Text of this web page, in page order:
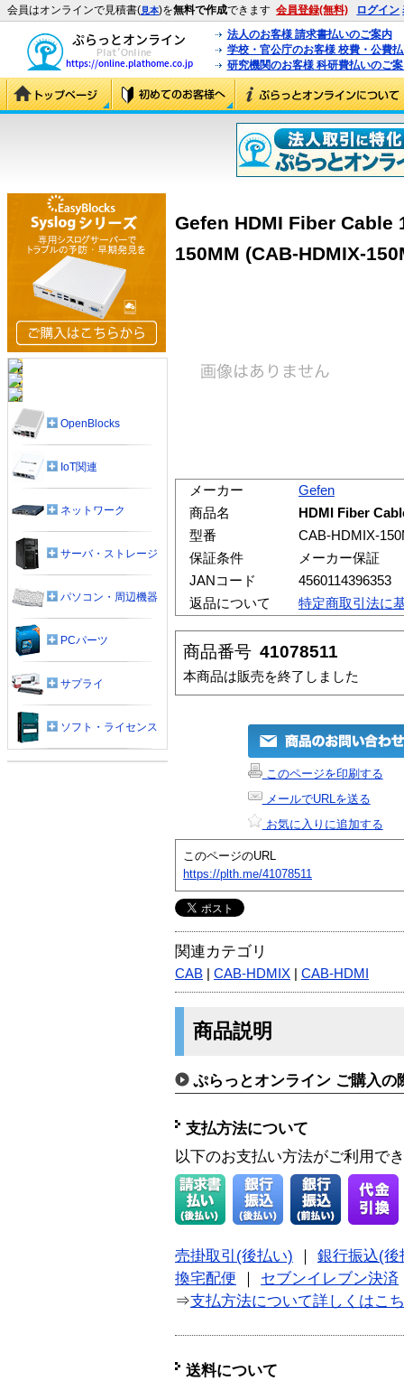
会員はオンラインで見積書(見本)を無料で作成できます 会員登録(無料) ログイン
法人のお客様 請求書払いのご案内
学校・官公庁のお客様 校費・公費
研究機関のお客様 科研費払いのご
Gefen HDMI Fiber Cable
150MM (CAB-HDMIX-
メーカー
Gefen
商品名
HDMI Fiber
型番
CAB-HDMIX-
保証条件
メーカー保証
JANコード
4560114396353
返品について
特定商取引法に
商品番号 41078511
本商品は販売を終了しました
このページを印刷する
メールでURLを送る
お気に入りに追加する
このページのURL
https://plth.me/41078511
関連カテゴリ
CAB CAB-HDMIX CAB-HDMI
商品説明
ぷらっとオンライン ご購入の
支払方法について
以下のお支払い方法がご利用で
売掛取引(後払い)
銀行振込(後
換宅配便
セブンイレブン決済
⇒支払方法について詳しくはこ
送料について
OpenBlocks
IoT関連
ネットワーク
サーバ・ストレージ
パソコン・周辺機器
PCパーツ
サプライ
ソフト・ライセンス